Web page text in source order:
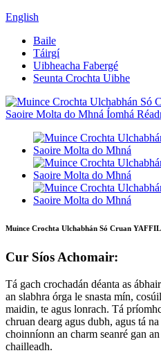
English
Baile
Táirgí
Uibheacha Fabergé
Seunta Crochta Uibhe
Muince Crochta Ulchabhán Só Cruan
Cur Síos Achomair:
Tá gach crochadán déanta as
an slabhra órga le snasta mín,
maidin, te agus lonrach. Tá
chruan dearg agus dubh, agus tá
choinníonn an charm seanré gan
chailleadh.